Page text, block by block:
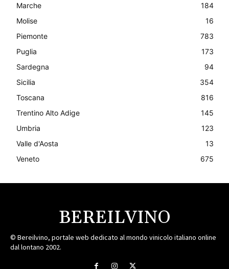
Marche
184
Molise
16
Piemonte
783
Puglia
173
Sardegna
94
Sicilia
354
Toscana
816
Trentino Alto Adige
145
Umbria
123
Valle d'Aosta
13
Veneto
675
BEREILVINO
© Bereilvino, portale web dedicato al mondo vinicolo italiano online
dal lontano 2002.